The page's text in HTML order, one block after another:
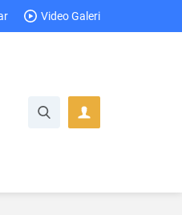
Video Galeri